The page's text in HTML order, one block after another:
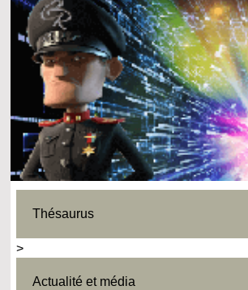
Thésaurus
>
Actualité et média